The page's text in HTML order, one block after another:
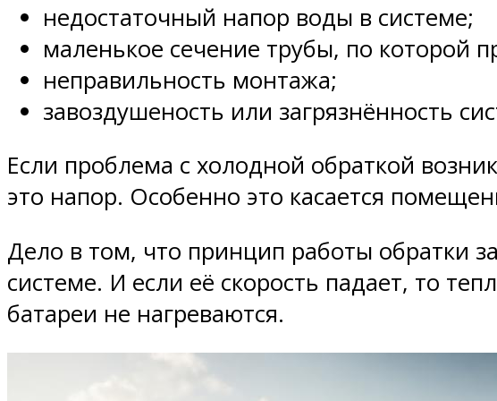
недостаточный напор воды в системе;
маленькое сечение трубы, по которой
неправильность монтажа;
завоздушеность или загрязнённость
Если проблема с холодной обраткой
это напор. Особенно это касается
Дело в том, что принцип работы обратки
системе. И если её скорость падает, то
батареи не нагреваются.